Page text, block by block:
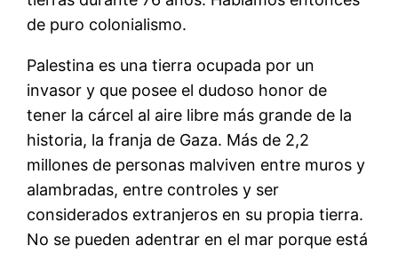
de puro colonialismo.
Palestina es una tierra ocupada por un
invasor y que posee el dudoso honor de
tener la cárcel al aire libre más grande de la
historia, la franja de Gaza. Más de 2,2
millones de personas malviven entre muros y
alambradas, entre controles y ser
considerados extranjeros en su propia tierra.
No se pueden adentrar en el mar porque está